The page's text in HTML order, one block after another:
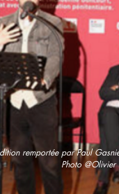
remportée par Paul
Photo @Olivier